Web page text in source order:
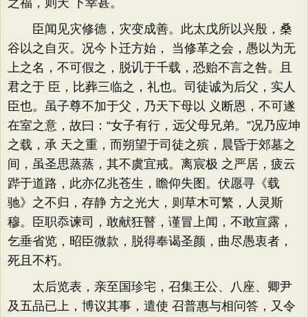
之福，则天 下幸甚。
臣闻见灾修德，灾变成善。此太戊所以兴殷，桑
谷以之自灭。况今卜迁方始， 当修革之会，愚以为无
上之名，不可假之，脱讥于千载，恐贻不言之咎。且
君之于 臣，比葬三临之，礼也。司徒诚为后父，实人
臣也。虽子尊不加于父，乃天下母以 义断恩，不可遂
在室之意，故曰：“女子有行，远父母兄弟。”况乃应坤
之载，承 天之重，而朔望于司徒之殡，晨昏于郊墓之
间，虽圣思蒸蒸，其不虞宜戒。离宸极 之严居，疲云
跸于道路，此亦亿兆苍生，瞻仰失图。伏愿寻《载
驰》之不归，存静 方之光大，则草木可繁，人灵斯
穆。臣职忝谏司，敢献狂瞽，谨冒上闻，不敢宣露，
乞垂省览，昭臣微款，脱得奉谒圣颜，曲尽愚衷者，
死且不朽。
太后览表，亲至国珍宅，召集王公、八座、卿尹
及五品已上，博议其事，遣使 召普惠与相问答，又令